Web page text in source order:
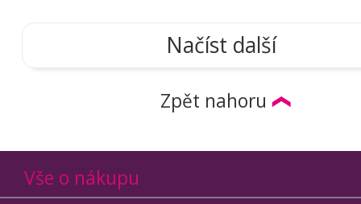
Načíst další
Zpět nahoru
Vše o nákupu